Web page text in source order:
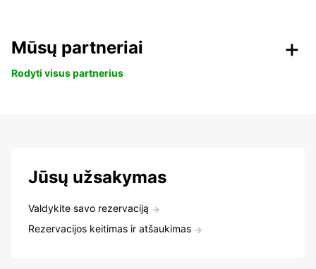
Mūsų partneriai
Rodyti visus partnerius
Jūsų užsakymas
Valdykite savo rezervaciją
Rezervacijos keitimas ir atšaukimas